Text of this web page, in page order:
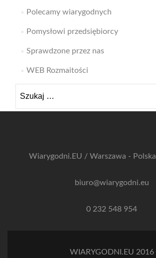
Polecamy wiarygodnych
Pomysłowi przedsiębiorcy
Sprawdzone przez nas
WEB Rozmaitości
Wiarygodni.EU / Warszawa - Polska
biuro@wiarygodni.eu
0 232 548 954
WIARYGODNI.EU 2016